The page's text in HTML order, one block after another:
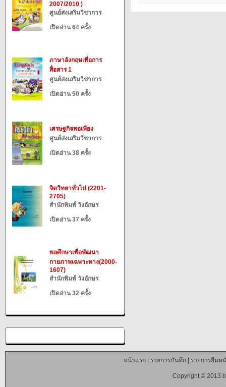
2007/2010 )
ศูนย์ส่งเสริมวิชาการ
เปิดอ่าน 64 ครั้ง
ภาษาอังกฤษเพื่อการ
สื่อสาร 1
ศูนย์ส่งเสริมวิชาการ
เปิดอ่าน 50 ครั้ง
เศรษฐกิจพอเพียง
ศูนย์ส่งเสริมวิชาการ
เปิดอ่าน 38 ครั้ง
จิตวิทยาทั่วไป (2201-
2705)
สำนักพิมพ์ วังอักษร
เปิดอ่าน 37 ครั้ง
พลศึกษาเพื่อพัฒนา
กายภาพเฉพาะทาง(2000-
1607)
สำนักพิมพ์ วังอักษร
เปิดอ่าน 32 ครั้ง
หน้าแรก| รายการบันทึก| รายการยืมห
Copyright © 2013